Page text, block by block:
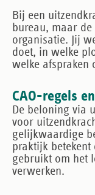
Bij een
bureau, maar
organisatie. Jij
doet, in welke
welke afspraken
CAO-regels
De beloning via
voor
gelijkwaardige
praktijk betekent
gebruikt om het
verwerken.